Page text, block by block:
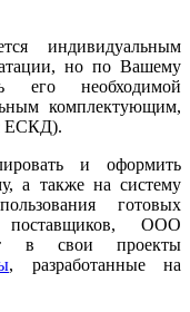
индивидуальным
но по Вашему
необходимой
комплектующим,
ЕСКД).
и оформить
а также на систему
готовых
ООО
в свои проекты
, разработанные на